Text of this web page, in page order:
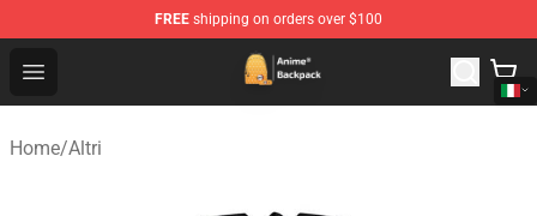
FREE shipping on orders over $100
Open menu
Anime Backpack Shop - Official Anime Backpack Store
Home/Altri